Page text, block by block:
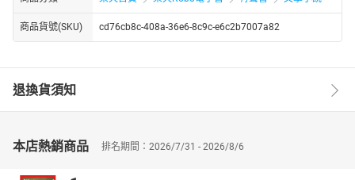
品多次获得《朔方》文学奖、黑龙江省文艺小说奖等荣誉。
商品貨號(SKU) cd76cb8c-408a-36e6-8c9c-e6c2b7007a82
退換貨須知
本店熱銷商品 排名期間：2026/7/31 - 2026/8/6